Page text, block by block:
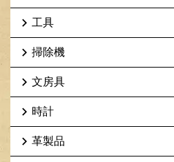
工具
掃除機
文房具
時計
革製品